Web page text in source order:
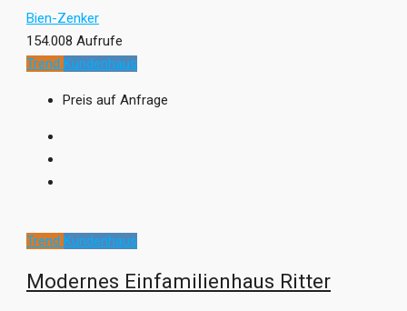
Bien-Zenker
154.008 Aufrufe
Trend Kundenhaus
Preis auf Anfrage
Trend Kundenhaus
Modernes Einfamilienhaus Ritter